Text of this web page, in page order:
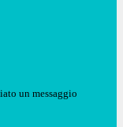
un messaggio